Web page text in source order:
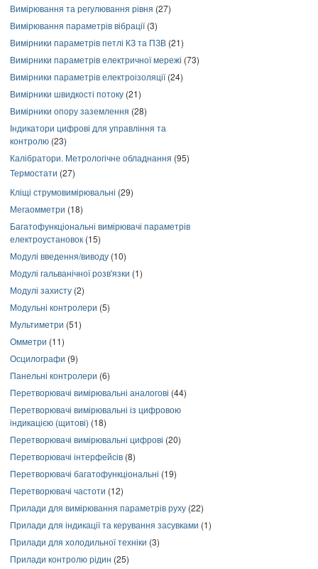
Вимірювання та регулювання рівня (27)
Вимірювання параметрів вібрації(3)
Вимірники параметрів петлі КЗ та ПЗВ (21)
Вимірники параметрів електричної мережі (73)
Вимірники параметрів електроізоляції(24)
Вимірники швидкості потоку (21)
Вимірники опору заземлення (28)
Індикатори цифрові для управління та
контролю (23)
Калібратори. Метрологічне обладнання (95)
Термостати (27)
Кліщі струмовимірювальні (29)
Мегаомметри (18)
Багатофункціональні вимірювачі параметрів
електроустановок (15)
Модулі введення/виводу (10)
Модулі гальванічної розв'язки (1)
Модулі захисту (2)
Модульні контролери (5)
Мультиметри (51)
Омметри (11)
Осцилографи (9)
Панельні контролери (6)
Перетворювачі вимірювальні аналогові (44)
Перетворювачі вимірювальні із цифровою
індикацією (щитові) (18)
Перетворювачі вимірювальні цифрові (20)
Перетворювачі інтерфейсів (8)
Перетворювачі багатофункціональні (19)
Перетворювачі частоти (12)
Прилади для вимірювання параметрів руху (22)
Прилади для індикації та керування засувками (1)
Прилади для холодильної техніки (3)
Прилади контролю рідин (25)